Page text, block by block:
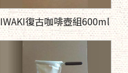
IWAKI復古咖啡壺組600ml